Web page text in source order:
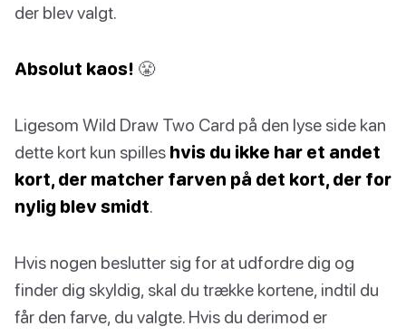
der blev valgt.
Absolut kaos! 😤
Ligesom Wild Draw Two Card på den lyse side kan
dette kort kun spilles hvis du ikke har et andet
kort, der matcher farven på det kort, der for
nylig blev smidt.
Hvis nogen beslutter sig for at udfordre dig og
finder dig skyldig, skal du trække kortene, indtil du
får den farve, du valgte. Hvis du derimod er